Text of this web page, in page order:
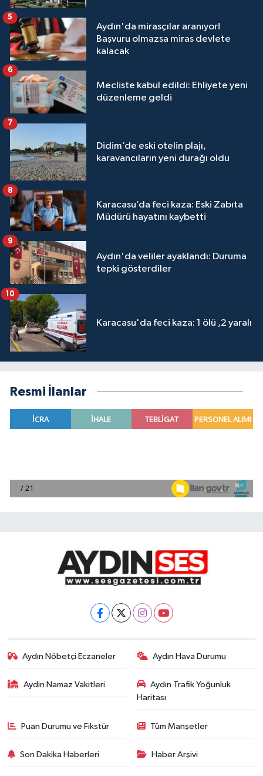
Aydın'da mirasçılar aranıyor!
Başvuru olmazsa miras devlete
kalacak
5
Mecliste kabul edildi: Ehliyete yeni
düzenleme geldi
6
Didim’de eski otelin plajı,
karavancıların yeni durağı oldu
7
Karacasu’da feci kaza: Eski Zabıta
Müdürü hayatını kaybetti
8
Aydın'da veliler ayaklandı: Duruma
tepki gösterdiler
9
Karacasu'da feci kaza: 1 ölü ,2 yaralı
10
Resmi İlanlar
Aydın Nöbetçi Eczaneler Aydın Hava Durumu
Aydin Namaz Vakitleri
Aydın Trafik Yoğunluk
Haritası
Puan Durumu ve Fikstür Tüm Manşetler
Son Dakika Haberleri Haber Arşivi